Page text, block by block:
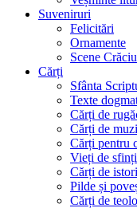
Suveniruri
Felicitări
Ornamente
Scene
Cărți
Sfânta
Texte
Cărți de
Cărți de
Cărți pentru
Vieți de sfinți
Cărți de
Pilde și
Cărți de